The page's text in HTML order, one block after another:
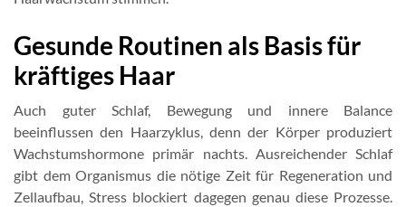
Gesunde Routinen als Basis für
kräftiges Haar
Auch guter Schlaf, Bewegung und innere Balance
beeinflussen den Haarzyklus, denn der Körper produziert
Wachstumshormone primär nachts. Ausreichender Schlaf
gibt dem Organismus die nötige Zeit für Regeneration und
Zellaufbau, Stress blockiert dagegen genau diese Prozesse.